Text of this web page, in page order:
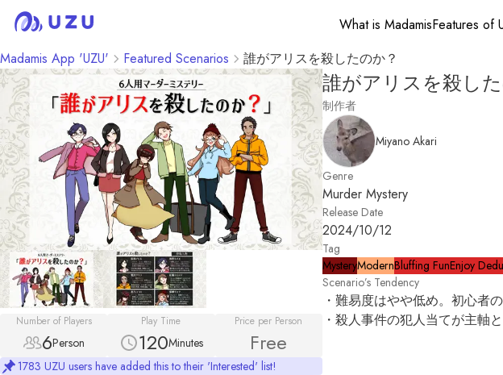
What is MadamisFeatures of
Madamis App 'UZU' Featured Scenarios 誰がアリスを殺したのか？
Number of Players
6Person
Play Time
120Minutes
Price per Person
Free
1783 UZU users have added this to their 'Interested' list!
誰がアリスを殺し
制作者
Miyano Akari
Genre
Murder Mystery
Release Date
2024/10/12
Tag
MysteryModernBluffing FunEnjoy
Scenario’s Tendency
・難易度はやや低め。初心者
・殺人事件の犯人当てが主軸